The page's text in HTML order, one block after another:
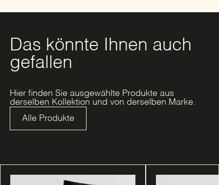
Das könnte Ihnen auch
gefallen
Hier finden Sie ausgewählte Produkte aus
derselben Kollektion und von derselben Marke.
Alle Produkte